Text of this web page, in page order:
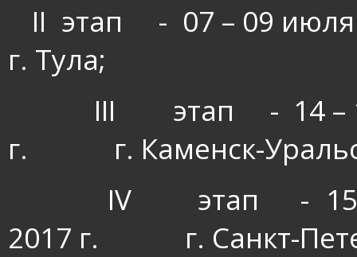
II этап - 07 – 09 июля
г. Тула;
III этап - 14
г.
г. Каменск-
IV
этап -
2017 г.
г. Санкт-